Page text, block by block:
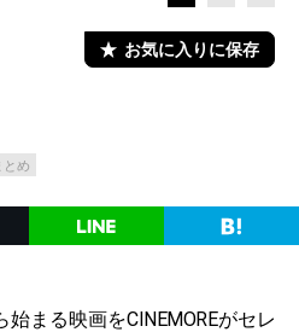
お気に入りに保存
とめ
まる映画をCINEMOREがセレ